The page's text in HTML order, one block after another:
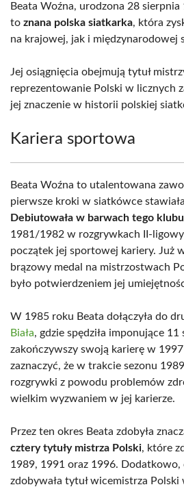
Beata Woźna, urodzona 28
to znana polska siatkarka, która
na krajowej, jak i międzynarodowej
Jej osiągnięcia obejmują tytuł
reprezentowanie Polski w licznych
jej znaczenie w historii polskiej
Kariera sportowa
Beata Woźna to utalentowana
pierwsze kroki w siatkówce
Debiutowała w barwach tego klubu
1981/1982 w rozgrywkach II-
początek jej sportowej kariery. Już
brązowy medal na mistrzostwach
było potwierdzeniem jej
W 1985 roku Beata dołączyła do
Biała, gdzie spędziła imponujące 11
zakończywszy swoją karierę w
zaznaczyć, że w trakcie sezonu
rozgrywki z powodu problemów
wielkim wyzwaniem w jej karierze.
Przez ten okres Beata zdobyła
cztery tytuły mistrza Polski, które
1989, 1991 oraz 1996.
zdobywała tytuł wicemistrza